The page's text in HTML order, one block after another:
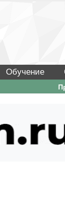
Обучение